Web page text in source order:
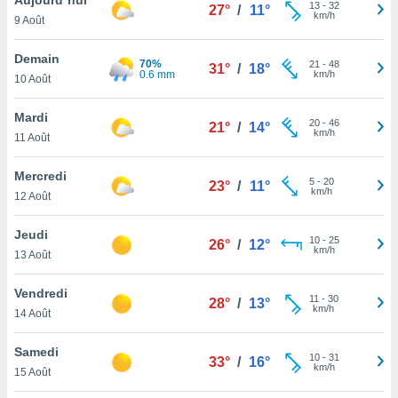
et
»,
au
vous
qu'ils
ou
le
ainsi
un
la
du
9 Août
27° / 11° 13- 32
km/h
Demain
10 Août
70%
0.6 mm
31° / 18° 21 - 48
km/h
Mardi
11 Août
21° / 14° 20- 46
km/h
Mercredi
12 Août
23° / 11° 5- 20
km/h
Jeudi
13 Août
26° / 12° 10- 25
km/h
Vendredi
14 Août
28° / 13° 11 - 30
km/h
Samedi
15 Août
33° / 16° 10- 31
km/h